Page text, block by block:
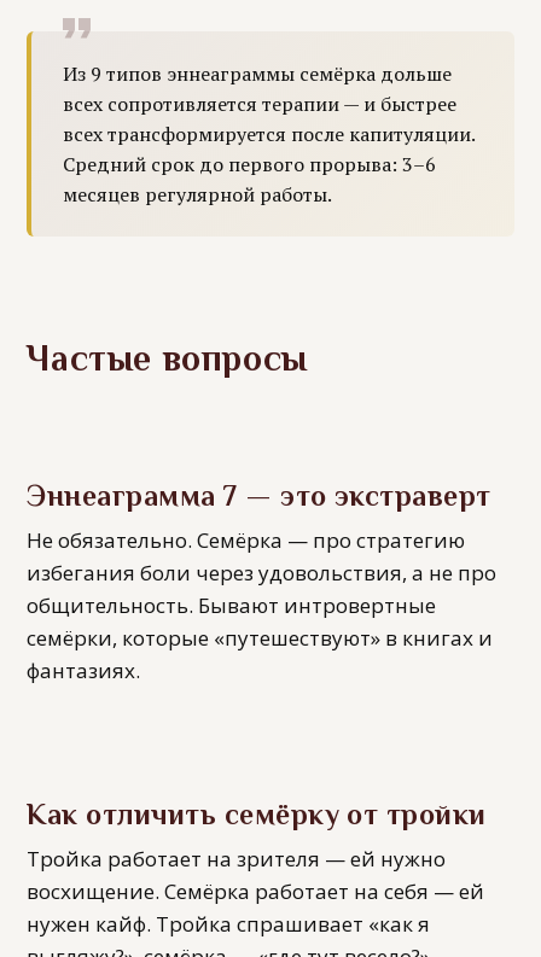
Из 9 типов эннеаграммы семёрка дольше
всех сопротивляется терапии — и быстрее
всех трансформируется после капитуляции.
Средний срок до первого прорыва: 3–6
месяцев регулярной работы.
Частые вопросы
Эннеаграмма 7 — это экстраверт
Не обязательно. Семёрка — про стратегию
избегания боли через удовольствия, а не про
общительность. Бывают интровертные
семёрки, которые «путешествуют» в книгах и
фантазиях.
Как отличить семёрку от тройки
Тройка работает на зрителя — ей нужно
восхищение. Семёрка работает на себя — ей
нужен кайф. Тройка спрашивает «как я